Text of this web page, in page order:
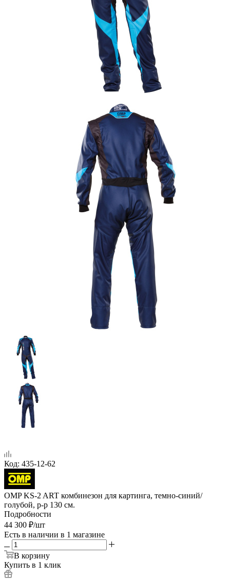
Код: 435-12-62
OMP KS-2 ART комбинезон для картинга, темно-синий/
голубой, р-р 130 см.
Подробности
44 300 ₽/шт
Есть в наличии в 1 магазине
В корзину
Купить в 1 клик